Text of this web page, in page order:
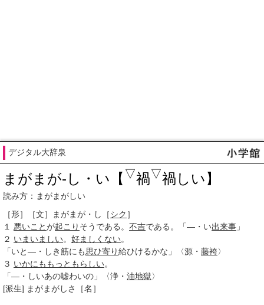
デジタル大辞泉
まがまが‐し・い【 ▽禍▽禍しい】
読み方：まがまがしい
［形］
［文］まがまが・し ［シク ］
１
悪いことが起こり そうである。 不吉である。「―・い出来事 」
２ いまいましい。 好ましくない。
「いと―・しき筋にも思ひ寄り給ひけるかな」〈源・ 藤袴〉
３ いかにも もっともらしい。
「―・しいあの嘘わいの」〈浄・ 油地獄〉
[派生] まがまがしさ ［名］